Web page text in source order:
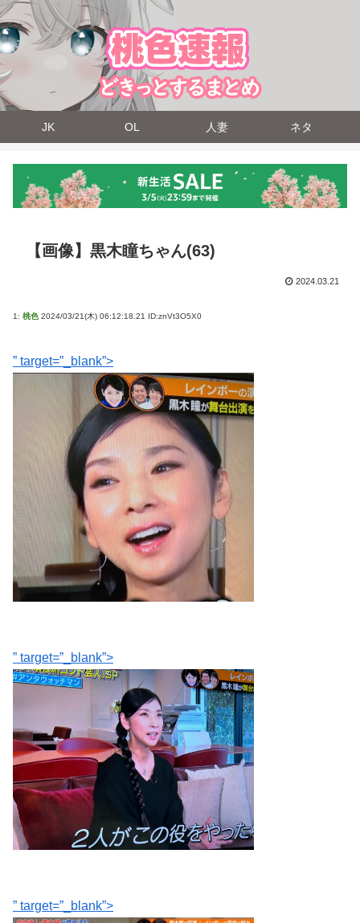
JK OL 人妻 ネタ
【画像】黒木瞳ちゃん(63)
2024.03.21
1: 桃色 2024/03/21(木) 06:12:18.21 ID:znVt3O5X0
” target=”_blank”>
” target=”_blank”>
” target=”_blank”>